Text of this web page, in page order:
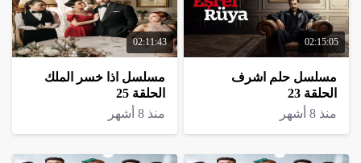
02:15:05
مسلسل حلم اشرف
الحلقة 23
منذ 8 أشهر
02:11:43
مسلسل اذا خسر الملك
الحلقة 25
منذ 8 أشهر